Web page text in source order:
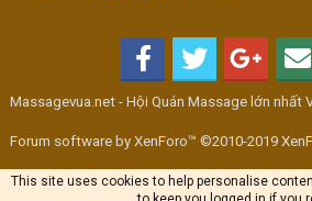
Massagevua.net - Hội Quán Massage lớn nhất
Forum software by XenForo™ ©2010-2019
This site uses cookies to help personalise